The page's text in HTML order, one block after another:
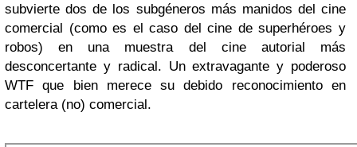
subvierte dos de los subgéneros más manidos del cine
comercial (como es el caso del cine de superhéroes y
robos) en una muestra del cine autorial más
desconcertante y radical. Un extravagante y poderoso
WTF que bien merece su debido reconocimiento en
cartelera (no) comercial.